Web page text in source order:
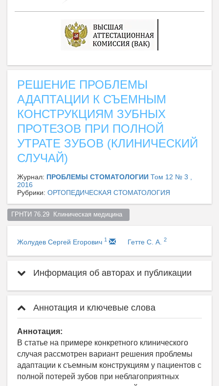
РЕШЕНИЕ ПРОБЛЕМЫ
АДАПТАЦИИ К СЪЕМНЫМ
КОНСТРУКЦИЯМ ЗУБНЫХ
ПРОТЕЗОВ ПРИ ПОЛНОЙ
УТРАТЕ ЗУБОВ (КЛИНИЧЕСКИЙ
СЛУЧАЙ)
Журнал: ПРОБЛЕМЫ СТОМАТОЛОГИИ Том 12 № 3 ,
2016
Рубрики: ОРТОПЕДИЧЕСКАЯ СТОМАТОЛОГИЯ
ГРНТИ 76.29  Клиническая медицина
Жолудев Сергей Егорович 1 Гетте С. А. 2
Информация об авторах и публикации
Аннотация и ключевые слова
Аннотация:
В статье на примере конкретного клинического
случая рассмотрен вариант решения проблемы
адаптации к съемным конструкциям у пациентов с
полной потерей зубов при неблагоприятных